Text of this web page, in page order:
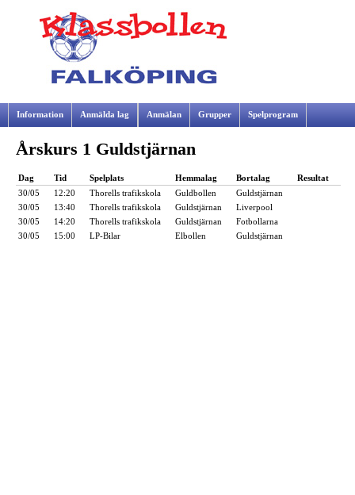
Information Anmälda lag Anmälan Grupper Spelprogram
Samarbetspartners
Årskurs 1 Guldstjärnan
Dag Tid Spelplats Hemmalag Bortalag
Resultat
30/05
12:20 Thorells trafikskola Guldbollen
Guldstjärnan
30/05
13:40 Thorells trafikskola Guldstjärnan
Liverpool
30/05
14:20 Thorells trafikskola Guldstjärnan
Fotbollarna
30/05
15:00 LP-Bilar Elbollen Guldstjärnan